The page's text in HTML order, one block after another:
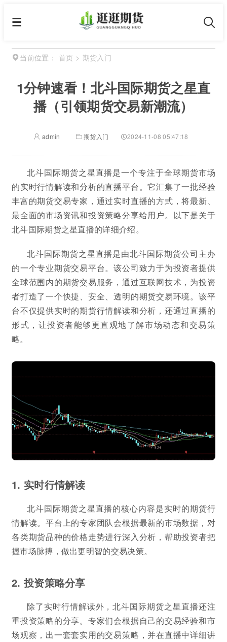
当前位置： 首页 > 期货入门
1分钟速看！北斗国际期货之星直
播（引领期货交易新潮流）
admin 期货入门 2024-11-08 05:47:18
北斗国际期货之星直播是一个专注于全球期货市场
的实时行情解读和分析的直播平台。它汇集了一批经验
丰富的期货交易专家，通过实时直播的方式，将最新、
最全面的市场资讯和投资策略分享给用户。以下是关于
北斗国际期货之星直播的详细介绍。
北斗国际期货之星直播是由北斗国际期货公司主办
的一个专业期货交易平台。该公司致力于为投资者提供
全球范围内的期货交易服务，通过互联网技术，为投资
者打造了一个快捷、安全、透明的期货交易环境。该平
台不仅提供实时的期货行情解读和分析，还通过直播的
形式，让投资者能够更直观地了解市场动态和交易策
略。
1. 实时行情解读
北斗国际期货之星直播的核心内容是实时的期货行
情解读。平台上的专家团队会根据最新的市场数据，对
各类期货品种的价格走势进行深入分析，帮助投资者把
握市场脉搏，做出更明智的交易决策。
2. 投资策略分享
除了实时行情解读外，北斗国际期货之星直播还注
重投资策略的分享。专家们会根据自己的交易经验和市
场观察，出一套套实用的交易策略，并在直播中详细讲